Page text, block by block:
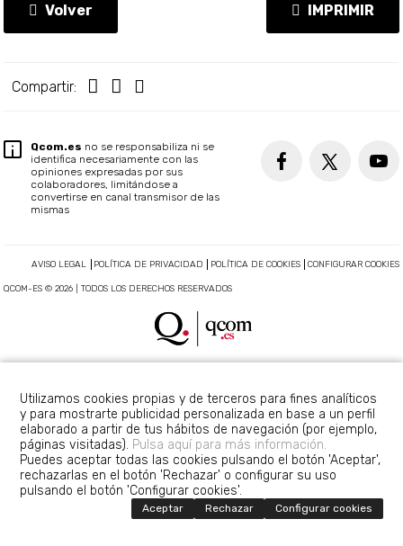
Volver IMPRIMIR
Compartir:
Qcom.es no se responsabiliza ni se
identifica necesariamente con las
opiniones expresadas por sus
colaboradores, limitándose a
convertirse en canal transmisor de las
mismas
AVISO LEGAL POLÍTICA DE PRIVACIDAD POLÍTICA DE COOKIES CONFIGURAR COOKIES
QCOM-ES © 2026 | TODOS LOS DERECHOS RESERVADOS
Utilizamos cookies propias y de terceros para fines analíticos
y para mostrarte publicidad personalizada en base a un perfil
elaborado a partir de tus hábitos de navegación (por ejemplo,
páginas visitadas). Pulsa aquí para más información.
Puedes aceptar todas las cookies pulsando el botón 'Aceptar',
rechazarlas en el botón 'Rechazar' o configurar su uso
pulsando el botón 'Configurar cookies'.
Aceptar Rechazar Configurar cookies